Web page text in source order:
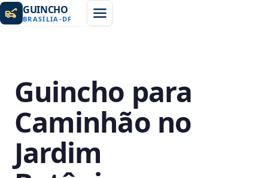
GUINCHO
BRASÍLIA -DF
Guincho para
Caminhão no
Jardim